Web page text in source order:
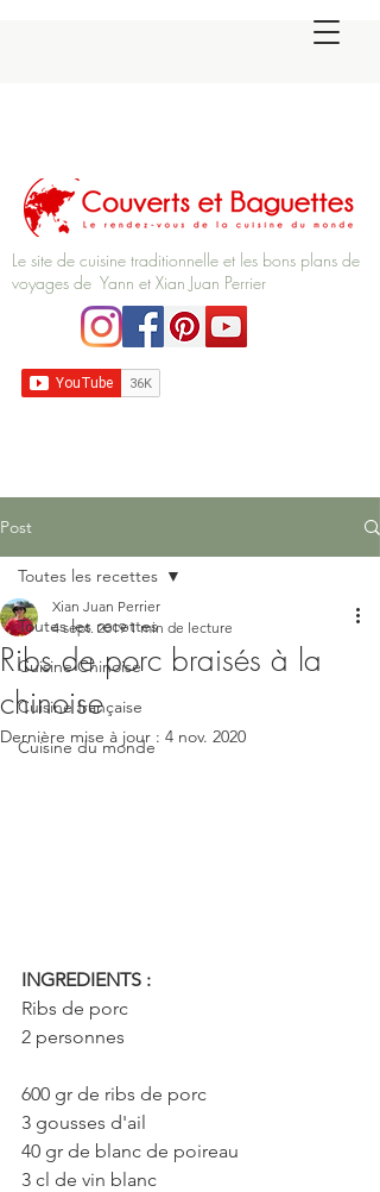
Le site de cuisine traditionnelle et les bons plans de
voyages de Yann et Xian Juan Perrier
Post
Toutes les recettes
Cuisine Chinoise
Cuisine française
Cuisine du monde
Toutes les recettes
Ribs de porc braisés à la
chinoise
Xian Juan Perrier
4 sept. 2019 1 min de lecture
Dernière mise à jour : 4 nov. 2020
INGREDIENTS :
Ribs de porc
2 personnes
600 gr de ribs de porc
3 gousses d'ail
40 gr de blanc de poireau
3 cl de vin blanc